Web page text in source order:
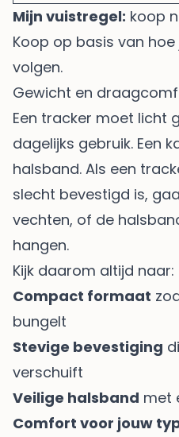
Mijn vuistregel: koop
Koop op basis van
volgen.
Gewicht en
Een tracker moet licht
dagelijks gebruik. Een
halsband. Als een
slecht bevestigd is,
vechten, of de
hangen.
Kijk daarom altijd naar:
Compact formaat
bungelt
Stevige bevestiging
verschuift
Veilige halsband met
Comfort voor jouw